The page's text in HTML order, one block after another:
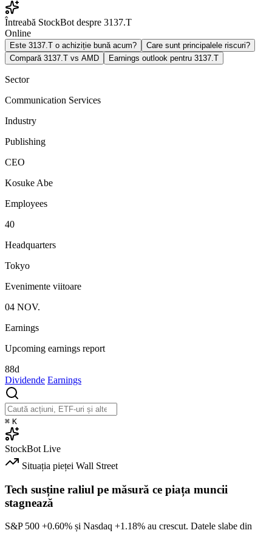
Întreabă StockBot despre 3137.T
Online
Este 3137.T o achiziție bună acum?
Care sunt principalele riscuri?
Compară 3137.T vs AMD
Earnings outlook pentru 3137.T
Sector
Communication Services
Industry
Publishing
CEO
Kosuke Abe
Employees
40
Headquarters
Tokyo
Evenimente viitoare
04 NOV.
Earnings
Upcoming earnings report
88d
Dividende Earnings
⌘ K
StockBot Live
Situația pieței Wall Street
Tech susține raliul pe măsură ce piața muncii
stagnează
S&P 500 +0.60% și Nasdaq +1.18% au crescut. Datele slabe din